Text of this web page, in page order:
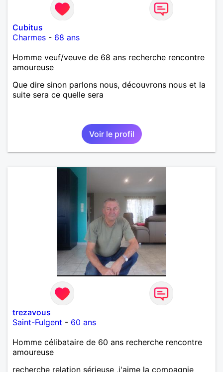
Cubitus
Charmes - 68 ans
Homme veuf/veuve de 68 ans recherche rencontre
amoureuse
Que dire sinon parlons nous, découvrons nous et la
suite sera ce quelle sera
Voir le profil
trezavous
Saint-Fulgent - 60 ans
Homme célibataire de 60 ans recherche rencontre
amoureuse
recherche relation sérieuse ,j'aime la compagnie